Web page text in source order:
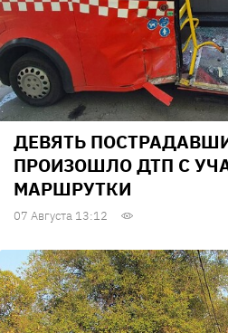
ДЕВЯТЬ
ПРОИЗОШЛО ДТП С
МАРШРУТКИ
07 Августа 13:12